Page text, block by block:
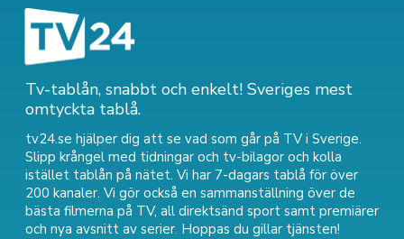
Tv-tablån, snabbt och enkelt! Sveriges mest
omtyckta tablå.
tv24.se hjälper dig att se vad som går på TV i Sverige.
Slipp krångel med tidningar och tv-bilagor och kolla
istället tablån på nätet. Vi har 7-dagars tablå för över
200 kanaler. Vi gör också en sammanställning över de
bästa filmerna på TV, all direktsänd sport samt premiärer
och nya avsnitt av serier. Hoppas du gillar tjänsten!